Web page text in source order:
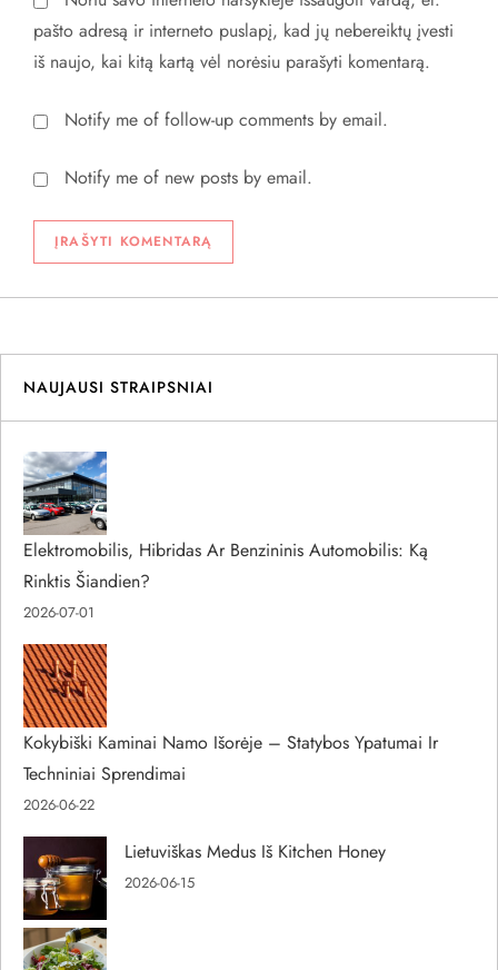
pašto adresą ir interneto puslapį, kad jų nebereiktų įvesti
iš naujo, kai kitą kartą vėl norėsiu parašyti komentarą.
Notify me of follow-up comments by email.
Notify me of new posts by email.
NAUJAUSI STRAIPSNIAI
Elektromobilis, Hibridas Ar Benzininis Automobilis: Ką
Rinktis Šiandien?
2026-07-01
Kokybiški Kaminai Namo Išorėje – Statybos Ypatumai Ir
Techniniai Sprendimai
2026-06-22
Lietuviškas Medus Iš Kitchen Honey
2026-06-15